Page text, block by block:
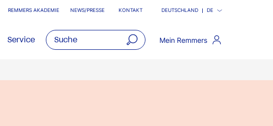
REMMERS AKADEMIE NEWS/PRESSE KONTAKT DEUTSCHLAND DE
Service Mein Remmers